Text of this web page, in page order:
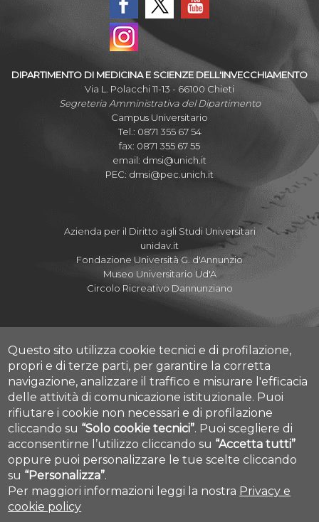
DIPARTIMENTO DI MEDICINA E SCIENZE DELL'INVECCHIAMENTO
Via L. Polacchi 11-13 - 66100 Chieti
Segreteria Amministrativa del Dipartimento
Campus Universitario
Tel.: 0871 355 67 54
fax: 0871 355 67 55
email: dmsi@unich.it
PEC: dmsi@pec.unich.it
Azienda per il Diritto agli Studi Universitari
unidav.it
Fondazione Università G. d'Annunzio
Museo Universitario Ud'A
Circolo Ricreativo Dannunziano
Albo Pretorio Online
Amministrazione Trasparente
Parla con noi
Mettiamoci la Faccia
Fatturazione elettronica
Cookie settings
Dove siamo
Mappa Campus Chieti
Questo sito utilizza cookie tecnici e di profilazione,
propri e di terze parti, per garantire la corretta
navigazione, analizzare il traffico e misurare l'efficacia
delle attività di comunicazione istituzionale. Puoi
rifiutare i cookie non necessari e di profilazione
cliccando su “Solo cookie tecnici”. Puoi scegliere di
acconsentirne l’utilizzo cliccando su “Accetta tutti”
oppure puoi personalizzare le tue scelte cliccando
su “Personalizza”.
Per maggiori informazioni leggi la nostra Privacy e
cookie policy